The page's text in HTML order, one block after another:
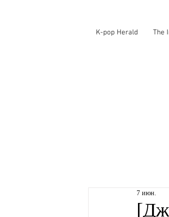
K-pop Herald The
7 июн.